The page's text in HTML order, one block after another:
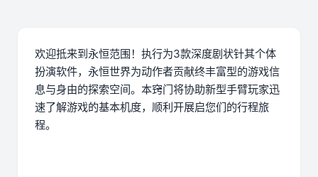
欢迎抵来到永恒范围！执行为3款深度剧状针其个体
扮演软件，永恒世界为动作者贡献终丰富型的游戏信
息与身由的探索空间。本窍门将协助新型手臂玩家迅
速了解游戏的基本机度，顺利开展启您们的行程旅
程。